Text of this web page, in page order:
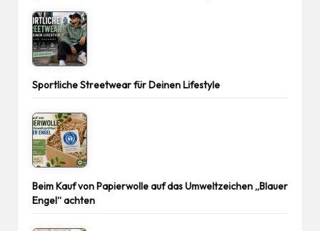
Sportliche Streetwear für Deinen Lifestyle
Beim Kauf von Papierwolle auf das Umweltzeichen „Blauer
Engel“ achten